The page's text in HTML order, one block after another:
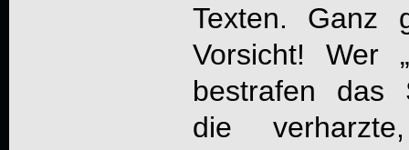
Texten. Ganz
Vorsicht! Wer
bestrafen das
die